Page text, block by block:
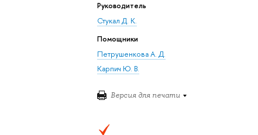
Руководитель
Стукал Д. К.
Помощники
Петрушенкова А. Д.
Карпич Ю. В.
Версия для печати